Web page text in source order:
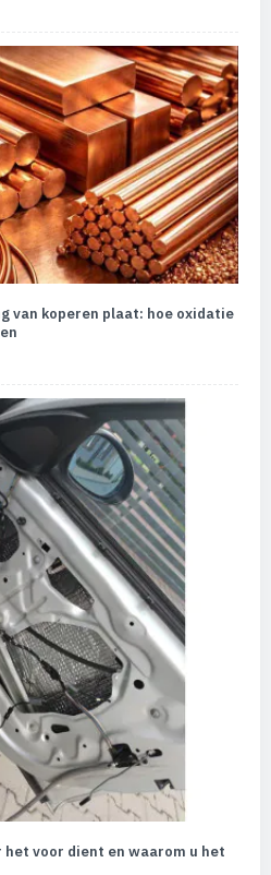
van koperen plaat: hoe oxidatie
voor dient en waarom u het